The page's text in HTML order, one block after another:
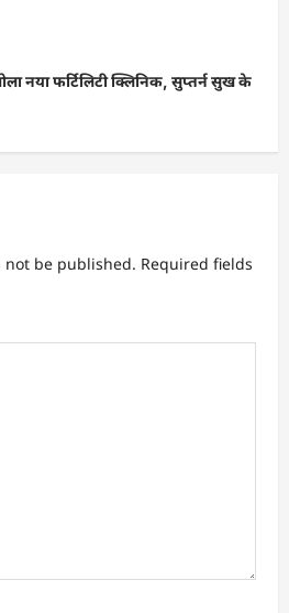
नया फर्टिलिटी क्लिनिक, सुप्तर्न सुख के
not be published. Required fields